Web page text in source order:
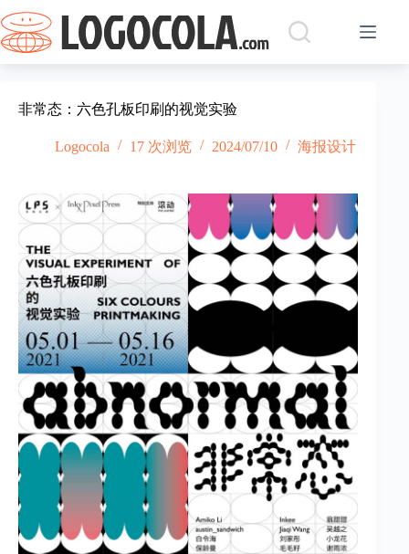
过
内
容
非常态：六色孔板印刷的视觉实验
Logocola 17 次浏览 2024/07/10 海报设计